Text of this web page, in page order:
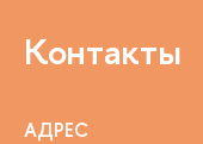
Контакты
АДРЕС